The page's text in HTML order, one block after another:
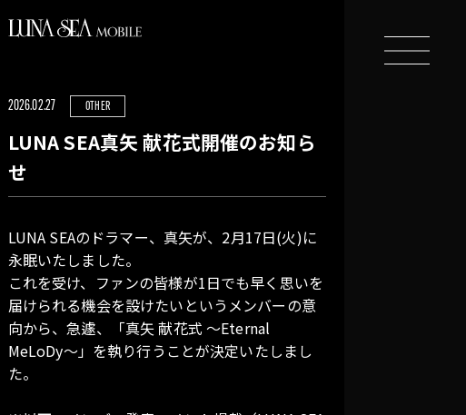
HOME
NEWS
WALLPAPER
GALLERY
MOVIE
2026.02.27 OTHER
LUNA SEA真矢 献花式開催のお知ら
せ
LUNA SEAのドラマー、真矢が、2月17日(火)に
永眠いたしました。
これを受け、ファンの皆様が1日でも早く思いを
届けられる機会を設けたいというメンバーの意
向から、急遽、「真矢 献花式 ～Eternal
MeLoDy～」を執り行うことが決定いたしまし
た。